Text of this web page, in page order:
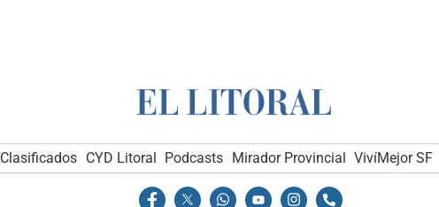
Clasificados CYD Litoral Podcasts Mirador Provincial VivíMejor SF